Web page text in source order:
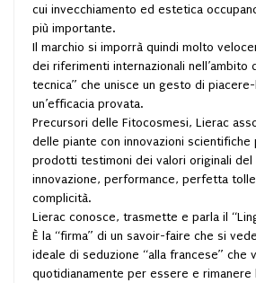
cui invecchiamento ed estetica
più importante.
Il marchio si imporrà quindi molto
dei riferimenti internazionali nell’ambito
tecnica” che unisce un gesto di
un’efficacia provata.
Precursori delle Fitocosmesi, Lierac
delle piante con innovazioni scientifiche
prodotti testimoni dei valori originali del
innovazione, performance, perfetta
complicità.
Lierac conosce, trasmette e parla il
È la “firma” di un savoir-faire che si
ideale di seduzione “alla francese” che
quotidianamente per essere e rimanere